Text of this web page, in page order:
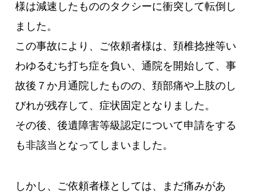
様は減速したもののタクシーに衝突して転倒し
ました。
この事故により、ご依頼者様は、頚椎捻挫等い
わゆるむち打ち症を負い、通院を開始して、事
故後７か月通院したものの、頚部痛や上肢のし
びれが残存して、症状固定となりました。
その後、後遺障害等級認定について申請をする
も非該当となってしまいました。
しかし、ご依頼者様としては、まだ痛みがあ